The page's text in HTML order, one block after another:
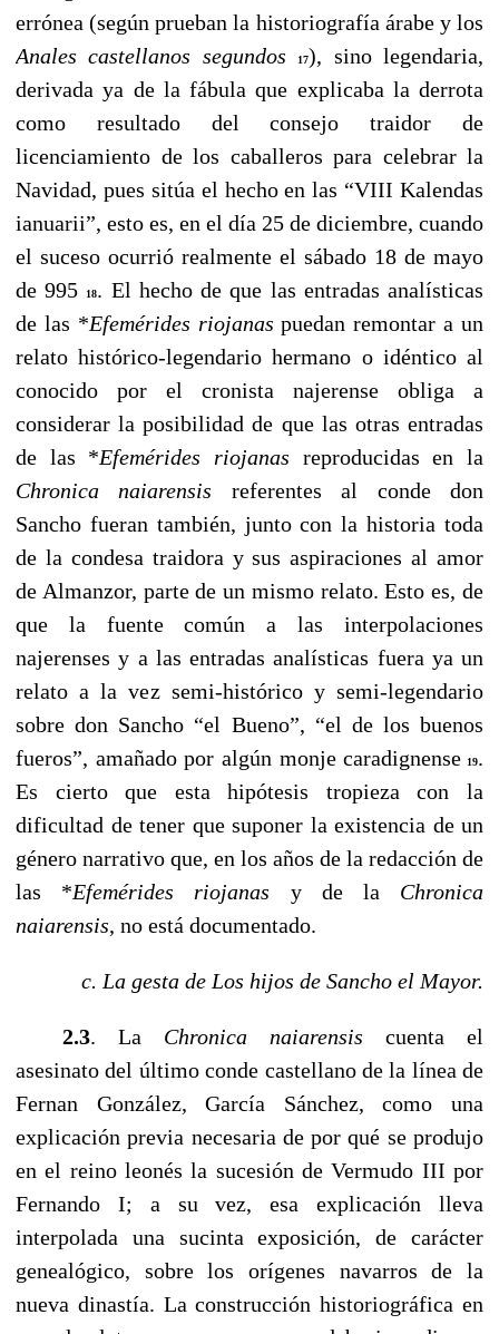
errónea (según prueban la historiografía árabe y los
Anales castellanos segundos
17), sino legendaria,
derivada ya de la fábula que explicaba la derrota
como resultado del consejo traidor de
licenciamiento de los caballeros para celebrar la
Navidad, pues sitúa el hecho en las “VIII Kalendas
ianuarii”, esto es, en el día 25 de diciembre, cuando
el suceso ocurrió realmente el sábado 18 de mayo
de 995
18. El hecho de que las entradas analísticas
de las *Efemérides riojanas puedan remontar a un
relato histórico-legendario hermano o idéntico al
conocido por el cronista najerense obliga a
considerar la posibilidad de que las otras entradas
de las *Efemérides riojanas reproducidas en la
Chronica naiarensis referentes al conde don
Sancho fueran también, junto con la historia toda
de la condesa traidora y sus aspiraciones al amor
de Almanzor, parte de un mismo relato. Esto es, de
que la fuente común a las interpolaciones
najerenses y a las entradas analísticas fuera ya un
relato a la vez semi-histórico y semi-legendario
sobre don Sancho “el Bueno”, “el de los buenos
fueros”, amañado por algún monje caradignense 19.
Es cierto que esta hipótesis tropieza con la
dificultad de tener que suponer la existencia de un
género narrativo que, en los años de la redacción de
las *Efemérides riojanas y de la Chronica
naiarensis, no está documentado.
c. La gesta de Los hijos de Sancho el Mayor.
2.3. La Chronica naiarensis cuenta el
asesinato del último conde castellano de la línea de
Fernan González, García Sánchez, como una
explicación previa necesaria de por qué se produjo
en el reino leonés la sucesión de Vermudo III por
Fernando I; a su vez, esa explicación lleva
interpolada una sucinta exposición, de carácter
genealógico, sobre los orígenes navarros de la
nueva dinastía. La construcción historiográfica en